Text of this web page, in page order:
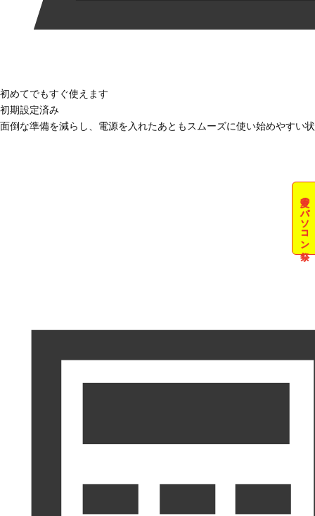
夏のパソコン祭
初めてでもすぐ使えます
初期設定済み
面倒な準備を減らし、電源を入れたあともスムーズに使い始めやすい